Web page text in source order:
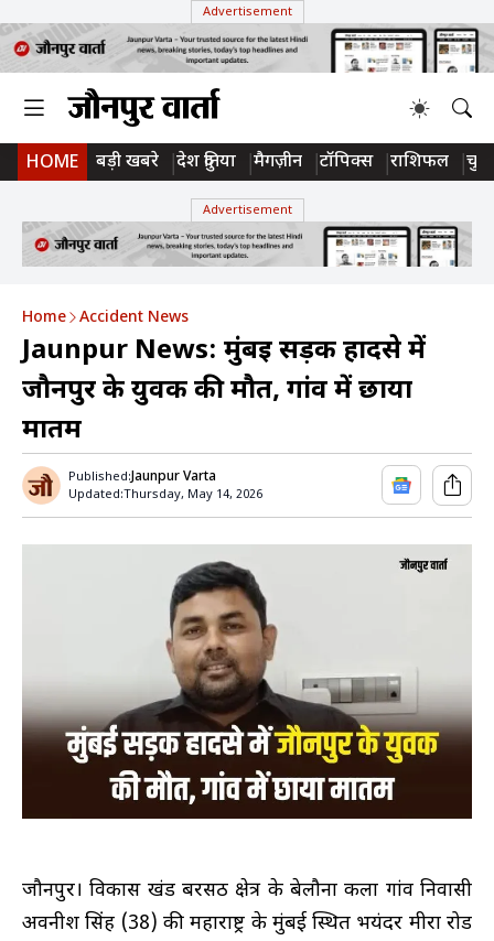
Advertisement
HOME बड़ी खबरे देश दुनिया मैगज़ीन टॉपिक्स राशिफल
Advertisement
Home Accident News
Jaunpur News: मुंबई सड़क हादसे में
जौनपुर के युवक की मौत, गांव में छाया
मातम
Published:Jaunpur Varta
Updated:Thursday, May 14, 2026
जौनपुर। विकास खंड बरसठी क्षेत्र के बेलौना कला गांव निवासी
अवनीश सिंह (38) की महाराष्ट्र के मुंबई स्थित भयंदर मीरा रोड